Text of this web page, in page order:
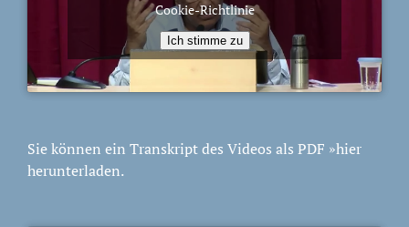
Cookie-Richtlinie
Ich stimme zu
Sie können ein Transkript des Videos als PDF »hier
herunterladen.